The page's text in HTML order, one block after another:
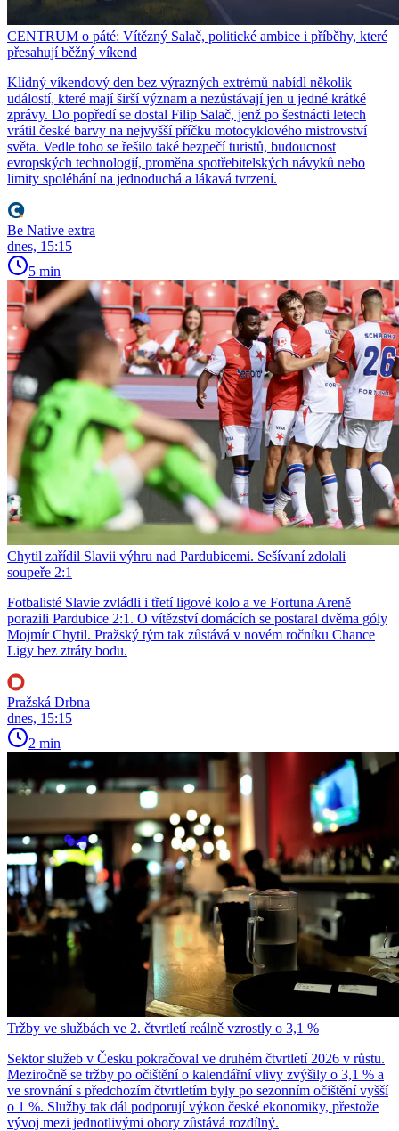
CENTRUM o páté: Vítězný Salač, politické ambice i příběhy, které
přesahují běžný víkend
Klidný víkendový den bez výrazných extrémů nabídl několik
událostí, které mají širší význam a nezůstávají jen u jedné krátké
zprávy. Do popředí se dostal Filip Salač, jenž po šestnácti letech
vrátil české barvy na nejvyšší příčku motocyklového mistrovství
světa. Vedle toho se řešilo také bezpečí turistů, budoucnost
evropských technologií, proměna spotřebitelských návyků nebo
limity spoléhání na jednoduchá a lákavá tvrzení.
Be Native extra
dnes, 15:15
5 min
Chytil zařídil Slavii výhru nad Pardubicemi. Sešívaní zdolali
soupeře 2:1
Fotbalisté Slavie zvládli i třetí ligové kolo a ve Fortuna Areně
porazili Pardubice 2:1. O vítězství domácích se postaral dvěma góly
Mojmír Chytil. Pražský tým tak zůstává v novém ročníku Chance
Ligy bez ztráty bodu.
Pražská Drbna
dnes, 15:15
2 min
Tržby ve službách ve 2. čtvrtletí reálně vzrostly o 3,1 %
Sektor služeb v Česku pokračoval ve druhém čtvrtletí 2026 v růstu.
Meziročně se tržby po očištění o kalendářní vlivy zvýšily o 3,1 % a
ve srovnání s předchozím čtvrtletím byly po sezonním očištění vyšší
o 1 %. Služby tak dál podporují výkon české ekonomiky, přestože
vývoj mezi jednotlivými obory zůstává rozdílný.